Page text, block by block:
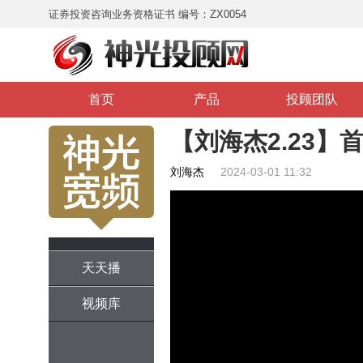
证券投资咨询业务资格证书 编号：ZX0054
首页 产品 投顾团队
天天播
视频库
【刘海杰2.23】
刘海杰 2024-03-01 11:32